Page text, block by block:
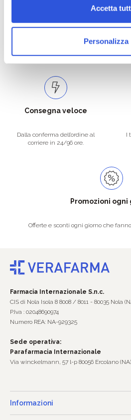
Accetta
Personalizza
Oltre 50.000 prodotti
per soddisfare tutte le esigenze.
Consegna veloce
Dalla conferma dell’ordine al
corriere in 24/96 ore.
I
Promozioni ogni
Offerte e sconti ogni giorno che
Farmacia Internazionale S.n.c.
CIS di Nola Isola 8 8008 / 8011 - 80035 Nola
P.Iva : 02048690974
Numero REA: NA-929325
Sede operativa:
Parafarmacia Internazionale
Via winckelmann, 57 l-p 80056 Ercolano (NA)
Informazioni